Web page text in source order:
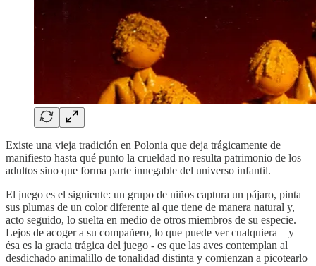
Existe una vieja tradición en Polonia que deja trágicamente de
manifiesto hasta qué punto la crueldad no resulta patrimonio de los
adultos sino que forma parte innegable del universo infantil.
El juego es el siguiente: un grupo de niños captura un pájaro, pinta
sus plumas de un color diferente al que tiene de manera natural y,
acto seguido, lo suelta en medio de otros miembros de su especie.
Lejos de acoger a su compañero, lo que puede ver cualquiera – y
ésa es la gracia trágica del juego - es que las aves contemplan al
desdichado animalillo de tonalidad distinta y comienzan a picotearlo